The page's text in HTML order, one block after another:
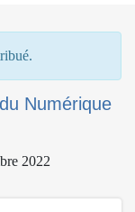
Numérique
2022